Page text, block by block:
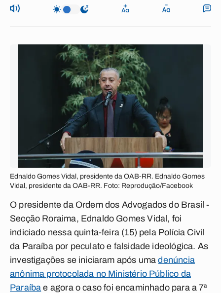
Ednaldo Gomes Vidal, presidente da OAB-RR. Ednaldo Gomes
Vidal, presidente da OAB-RR. Foto: Reprodução/Facebook
O presidente da Ordem dos Advogados do Brasil -
Secção Roraima, Ednaldo Gomes Vidal, foi
indiciado nessa quinta-feira (15) pela Polícia Civil
da Paraíba por peculato e falsidade ideológica. As
investigações se iniciaram após umadenúncia
anônima protocolada no Ministério Público da
Paraíba e agora o caso foi encaminhado para a 7ª